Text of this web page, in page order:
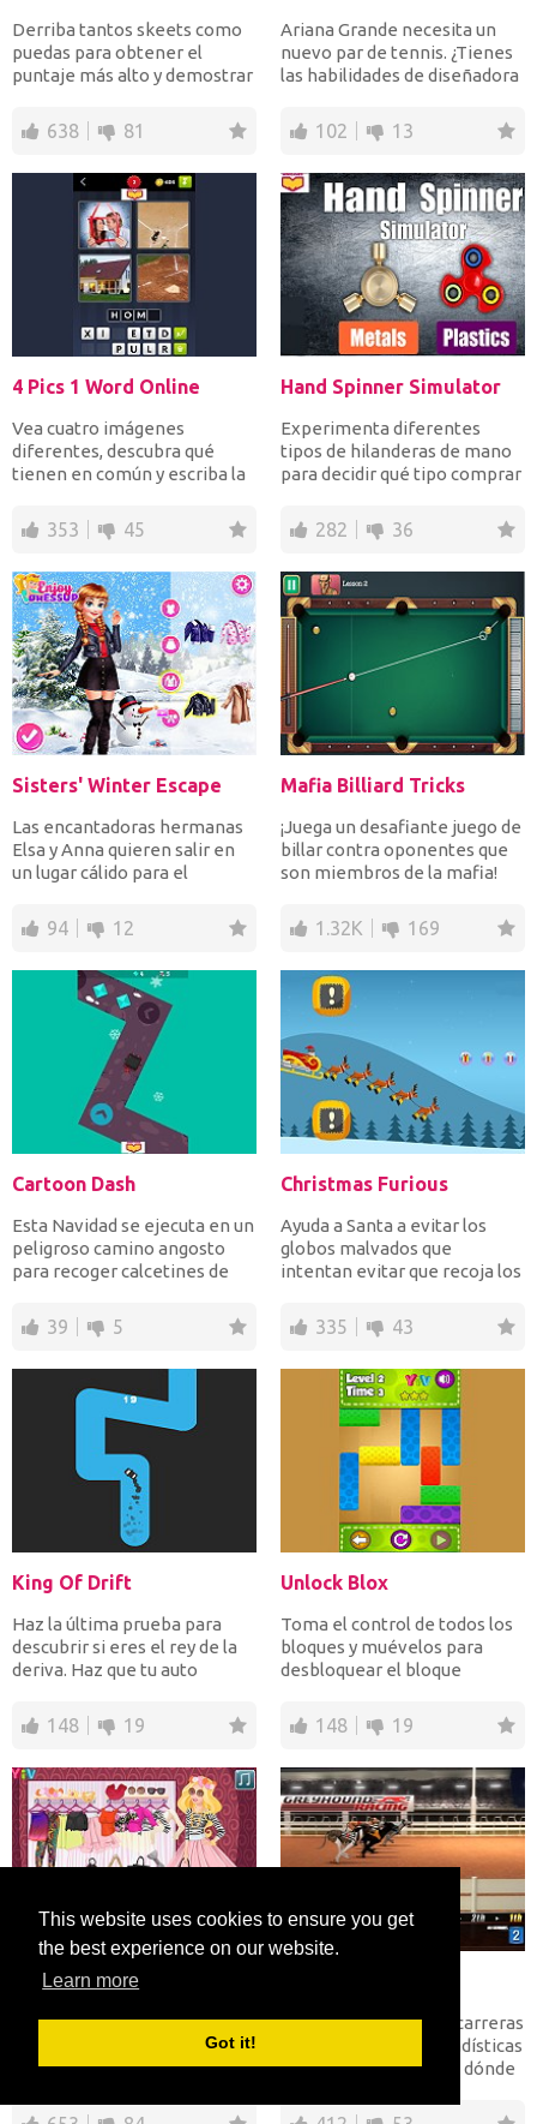
This website uses cookies to ensure you get
the best experience on our website.
Learn more
Got it!
Derriba tantos skeets como
puedas para obtener el
puntaje más alto y demostrar
638 81
Ariana Grande necesita un
nuevo par de tennis. ¿Tienes
las habilidades de diseñadora
102 13
4 Pics 1 Word Online
Vea cuatro imágenes
diferentes, descubra qué
tienen en común y escriba la
353 45
Hand Spinner Simulator
Experimenta diferentes
tipos de hilanderas de mano
para decidir qué tipo comprar
282 36
Sisters' Winter Escape
Las encantadoras hermanas
Elsa y Anna quieren salir en
un lugar cálido para el
94 12
Mafia Billiard Tricks
¡Juega un desafiante juego de
billar contra oponentes que
son miembros de la mafia!
1.32K 169
Cartoon Dash
Esta Navidad se ejecuta en un
peligroso camino angosto
para recoger calcetines de
39 5
Christmas Furious
Ayuda a Santa a evitar los
globos malvados que
intentan evitar que recoja los
335 43
King Of Drift
Haz la última prueba para
descubrir si eres el rey de la
deriva. Haz que tu auto
148 19
Unlock Blox
Toma el control de todos los
bloques y muévelos para
desbloquear el bloque
148 19
Ayuda a Barbie a probar todo
diferentes que encontró en
Apuesta tu dinero en carreras
de galgos. Vea las estadísticas
de cada perro y decida dónde